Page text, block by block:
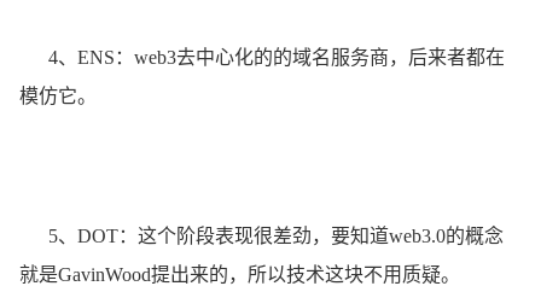
4、ENS：web3去中心化的的域名服务商，后来者都在
模仿它。
5、DOT：这个阶段表现很差劲，要知道web3.0的概念
就是GavinWood提出来的，所以技术这块不用质疑。